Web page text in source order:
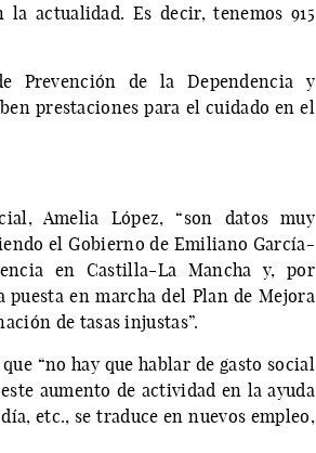
la actualidad. Es decir, tenemos 915
Prevención de la Dependencia y
prestaciones para el cuidado en el
Amelia López, “son datos muy
el Gobierno de Emiliano García-
en Castilla-La Mancha y, por
en marcha del Plan de Mejora
de tasas injustas”.
“no hay que hablar de gasto social
aumento de actividad en la ayuda
etc., se traduce en nuevos empleo,